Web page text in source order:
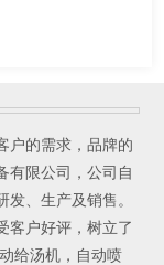
户的需求，品牌的
有限公司，公司自
、生产及销售。
客户好评，树立了
给汤机，自动喷